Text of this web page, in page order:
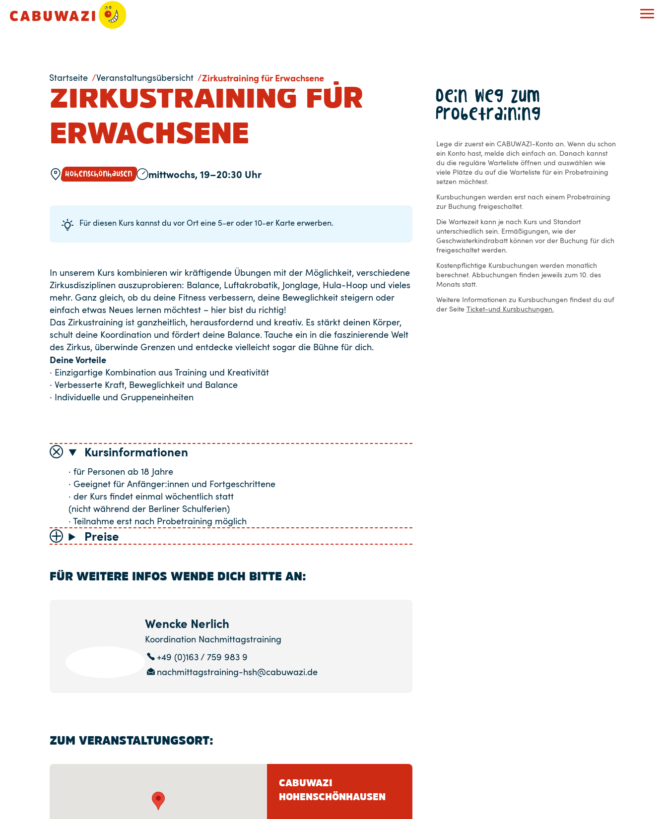
Startseite Veranstaltungsübersicht Zirkustraining für Erwachsene
ZIRKUSTRAINING FÜR
ERWACHSENE
Hohenschönhausen mittwochs, 19–20:30 Uhr
Für diesen Kurs kannst du vor Ort eine 5-er oder 10-er Karte erwerben.
In unserem Kurs kombinieren wir kräftigende Übungen mit der Möglichkeit, verschiedene
Zirkusdisziplinen auszuprobieren: Balance, Luftakrobatik, Jonglage, Hula-Hoop und vieles
mehr. Ganz gleich, ob du deine Fitness verbessern, deine Beweglichkeit steigern oder
einfach etwas Neues lernen möchtest – hier bist du richtig!
Das Zirkustraining ist ganzheitlich, herausfordernd und kreativ. Es stärkt deinen Körper,
schult deine Koordination und fördert deine Balance. Tauche ein in die faszinierende Welt
des Zirkus, überwinde Grenzen und entdecke vielleicht sogar die Bühne für dich.
Deine Vorteile
· Einzigartige Kombination aus Training und Kreativität
· Verbesserte Kraft, Beweglichkeit und Balance
· Individuelle und Gruppeneinheiten
Kursinformationen
· für Personen ab 18 Jahre
· Geeignet für Anfänger:innen und Fortgeschrittene
· der Kurs findet einmal wöchentlich statt
(nicht während der Berliner Schulferien)
· Teilnahme erst nach Probetraining möglich
Preise
FÜR WEITERE INFOS WENDE DICH BITTE AN:
Wencke Nerlich
Koordination Nachmittagstraining
+49 (0)163 / 759 983 9
nachmittagstraining-hsh@cabuwazi.de
ZUM VERANSTALTUNGSORT:
CABUWAZI
HOHENSCHÖNHAUSEN
Dein Weg zum
Probetraining
Lege dir zuerst ein CABUWAZI-Konto an. Wenn du schon
ein Konto hast, melde dich einfach an. Danach kannst
du die reguläre Warteliste öffnen und auswählen wie
viele Plätze du auf die Warteliste für ein Probetraining
setzen möchtest.
Kursbuchungen werden erst nach einem Probetraining
zur Buchung freigeschaltet.
Die Wartezeit kann je nach Kurs und Standort
unterschiedlich sein. Ermäßigungen, wie der
Geschwisterkindrabatt können vor der Buchung für dich
freigeschaltet werden.
Kostenpflichtige Kursbuchungen werden monatlich
berechnet. Abbuchungen finden jeweils zum 10. des
Monats statt.
Weitere Informationen zu Kursbuchungen findest du auf
der Seite Ticket-und Kursbuchungen.